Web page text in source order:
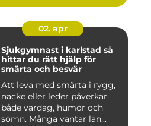
02. apr
Sjukgymnast i karlstad så
hittar du rätt hjälp för
smärta och besvär
Att leva med smärta i rygg,
nacke eller leder påverkar
både vardag, humör och
sömn. Många väntar län...